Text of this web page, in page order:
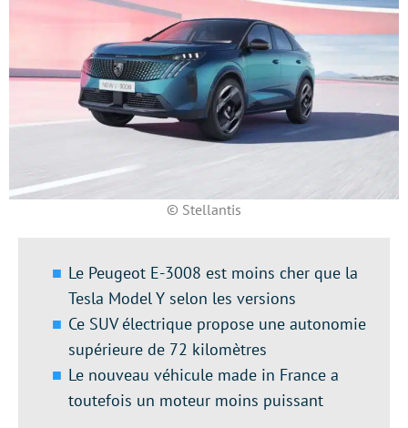
© Stellantis
Le Peugeot E-3008 est moins cher que la
Tesla Model Y selon les versions
Ce SUV électrique propose une autonomie
supérieure de 72 kilomètres
Le nouveau véhicule made in France a
toutefois un moteur moins puissant